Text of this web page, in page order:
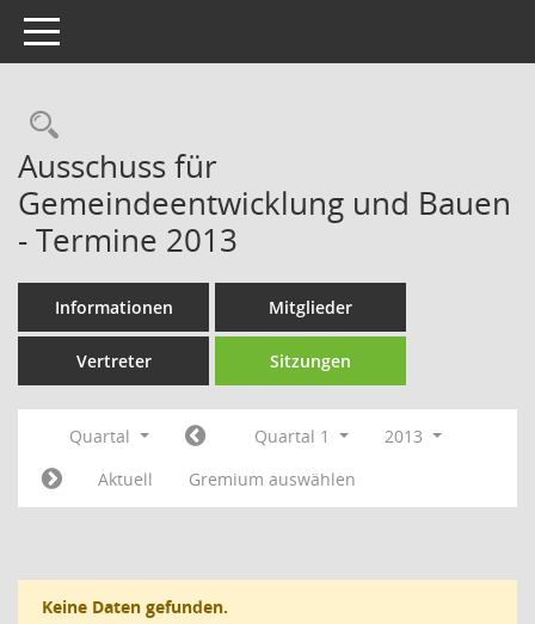
Toggle navigation
Rechercheauswahl
Ausschuss für
Gemeindeentwicklung und Bauen
- Termine 2013
Informationen Mitglieder
Vertreter Sitzungen
Quartal Quartal 1
2013
Aktuell
Gremium auswählen
Keine Daten gefunden.